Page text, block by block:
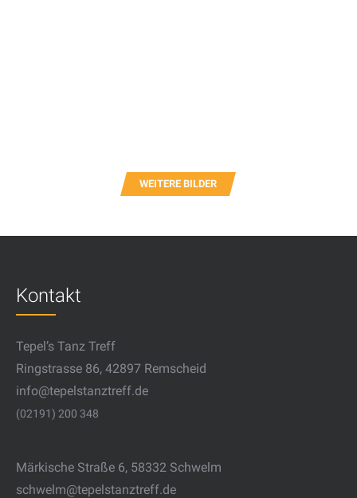
WEITERE BILDER
Kontakt
Tepel’s Tanz Treff
Ringstrasse 86, 42897 Remscheid
info@tepelstanztreff.de
(02191) 200 348
Märkische Straße 6, 58332 Schwelm
schwelm@tepelstanztreff.de